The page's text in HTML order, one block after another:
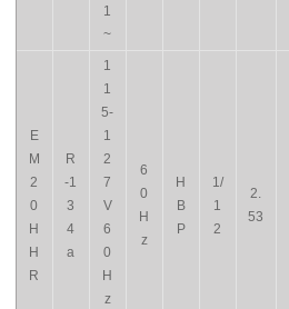
1
~
E
M
2
0
H
H
R
R
-1
3
4
a
1
1
5-
1
2
7
V
6
0
H
z
6
0
H
z
H
B
P
1/
1
2
2.
53